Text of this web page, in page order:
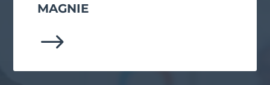
MAGNIE
$